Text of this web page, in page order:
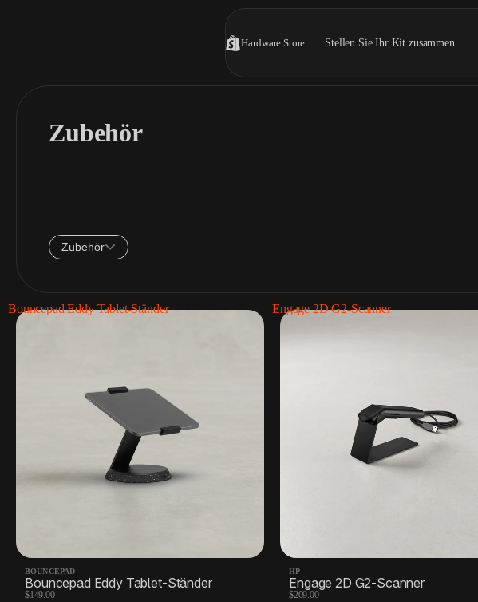
Hardware Store Stellen Sie Ihr Kit zusammen
Zubehör
Zubehör
Docks, Hubs und Zubehör
5 Produkte
Quittungspapier
1 Produkt
Bouncepad Eddy Tablet-Ständer
BOUNCEPAD
Bouncepad Eddy Tablet-Ständer
$149.00
Engage 2D G2-Scanner
HP
Engage 2D G2-Scanner
$209.00